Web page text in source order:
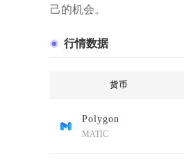
己的机会。
行情数据
货币
Polygon
MATIC